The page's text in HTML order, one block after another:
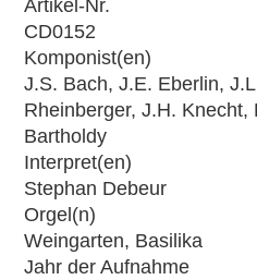
Artikel-Nr.
CD0152
Komponist(en)
J.S. Bach, J.E. Eberlin,
Rheinberger, J.H. Knecht,
Bartholdy
Interpret(en)
Stephan Debeur
Orgel(n)
Weingarten, Basilika
Jahr der Aufnahme